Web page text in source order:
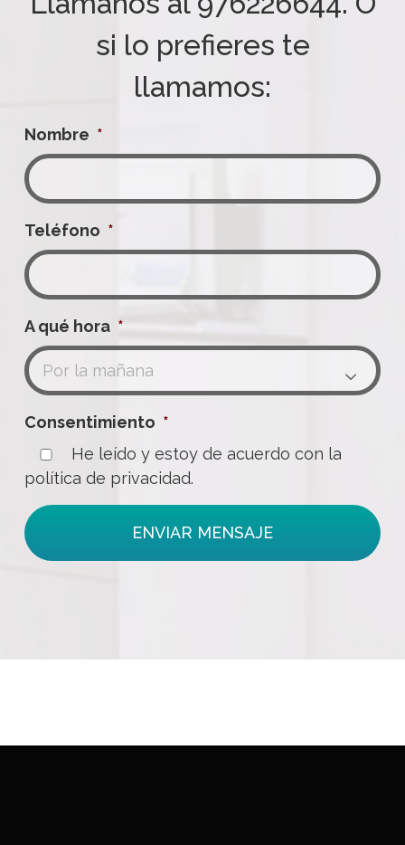
si lo prefieres te
llamamos:
Nombre *
Teléfono *
A qué hora *

Consentimiento *
He leído y estoy de acuerdo con la
política de privacidad.